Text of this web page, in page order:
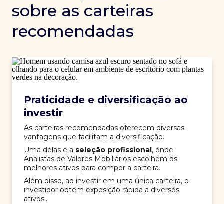
sobre as carteiras
recomendadas
Praticidade e diversificação ao
investir
As carteiras recomendadas oferecem diversas
vantagens que facilitam a diversificação.
Uma delas é a seleção profissional, onde
Analistas de Valores Mobiliários escolhem os
melhores ativos para compor a carteira.
Além disso, ao investir em uma única carteira, o
investidor obtém exposição rápida a diversos
ativos..